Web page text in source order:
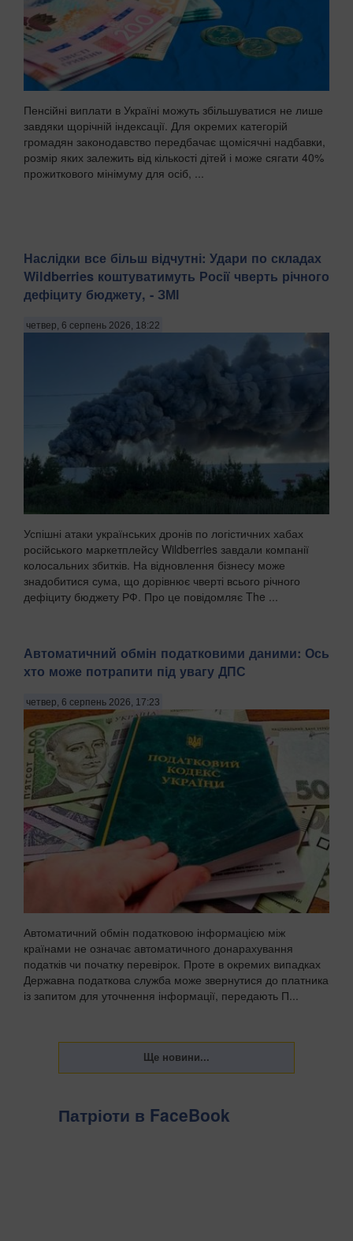
Пенсійні виплати в Україні можуть збільшуватися не лише
завдяки щорічній індексації. Для окремих категорій
громадян законодавство передбачає щомісячні надбавки,
розмір яких залежить від кількості дітей і може сягати 40%
прожиткового мінімуму для осіб, ...
Наслідки все більш відчутні: Удари по складах
Wildberries коштуватимуть Росії чверть річного
дефіциту бюджету, - ЗМІ
четвер, 6 серпень 2026, 18:22
Успішні атаки українських дронів по логістичних хабах
російського маркетплейсу Wildberries завдали компанії
колосальних збитків. На відновлення бізнесу може
знадобитися сума, що дорівнює чверті всього річного
дефіциту бюджету РФ. Про це повідомляє The ...
Автоматичний обмін податковими даними: Ось
хто може потрапити під увагу ДПС
четвер, 6 серпень 2026, 17:23
Автоматичний обмін податковою інформацією між
країнами не означає автоматичного донарахування
податків чи початку перевірок. Проте в окремих випадках
Державна податкова служба може звернутися до платника
із запитом для уточнення інформації, передають П...
Патріоти в FaceBook